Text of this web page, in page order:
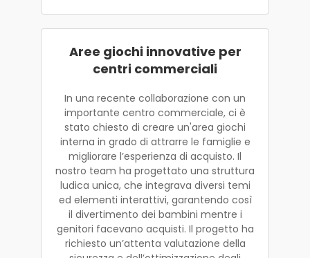
Aree giochi innovative per
centri commerciali
In una recente collaborazione con un
importante centro commerciale, ci è
stato chiesto di creare un'area giochi
interna in grado di attrarre le famiglie e
migliorare l’esperienza di acquisto. Il
nostro team ha progettato una struttura
ludica unica, che integrava diversi temi
ed elementi interattivi, garantendo così
il divertimento dei bambini mentre i
genitori facevano acquisti. Il progetto ha
richiesto un’attenta valutazione della